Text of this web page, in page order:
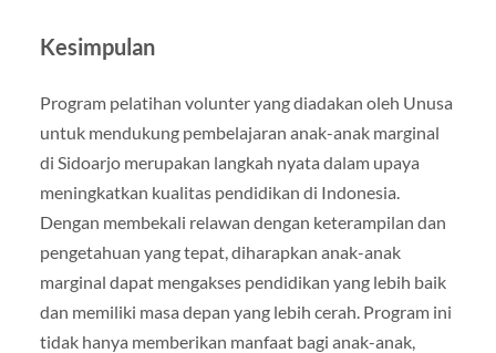
Kesimpulan
Program pelatihan volunter yang diadakan oleh Unusa
untuk mendukung pembelajaran anak-anak marginal
di Sidoarjo merupakan langkah nyata dalam upaya
meningkatkan kualitas pendidikan di Indonesia.
Dengan membekali relawan dengan keterampilan dan
pengetahuan yang tepat, diharapkan anak-anak
marginal dapat mengakses pendidikan yang lebih baik
dan memiliki masa depan yang lebih cerah. Program ini
tidak hanya memberikan manfaat bagi anak-anak,